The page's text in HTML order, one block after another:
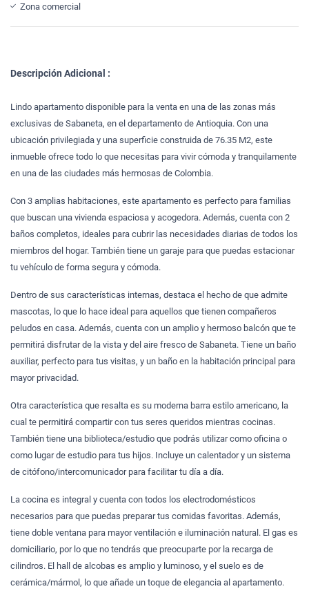
Zona comercial
Descripción Adicional :
Lindo apartamento disponible para la venta en una de las zonas más
exclusivas de Sabaneta, en el departamento de Antioquia. Con una
ubicación privilegiada y una superficie construida de 76.35 M2, este
inmueble ofrece todo lo que necesitas para vivir cómoda y tranquilamente
en una de las ciudades más hermosas de Colombia.
Con 3 amplias habitaciones, este apartamento es perfecto para familias
que buscan una vivienda espaciosa y acogedora. Además, cuenta con 2
baños completos, ideales para cubrir las necesidades diarias de todos los
miembros del hogar. También tiene un garaje para que puedas estacionar
tu vehículo de forma segura y cómoda.
Dentro de sus características internas, destaca el hecho de que admite
mascotas, lo que lo hace ideal para aquellos que tienen compañeros
peludos en casa. Además, cuenta con un amplio y hermoso balcón que te
permitirá disfrutar de la vista y del aire fresco de Sabaneta. Tiene un baño
auxiliar, perfecto para tus visitas, y un baño en la habitación principal para
mayor privacidad.
Otra característica que resalta es su moderna barra estilo americano, la
cual te permitirá compartir con tus seres queridos mientras cocinas.
También tiene una biblioteca/estudio que podrás utilizar como oficina o
como lugar de estudio para tus hijos. Incluye un calentador y un sistema
de citófono/intercomunicador para facilitar tu día a día.
La cocina es integral y cuenta con todos los electrodomésticos
necesarios para que puedas preparar tus comidas favoritas. Además,
tiene doble ventana para mayor ventilación e iluminación natural. El gas es
domiciliario, por lo que no tendrás que preocuparte por la recarga de
cilindros. El hall de alcobas es amplio y luminoso, y el suelo es de
cerámica/mármol, lo que añade un toque de elegancia al apartamento.